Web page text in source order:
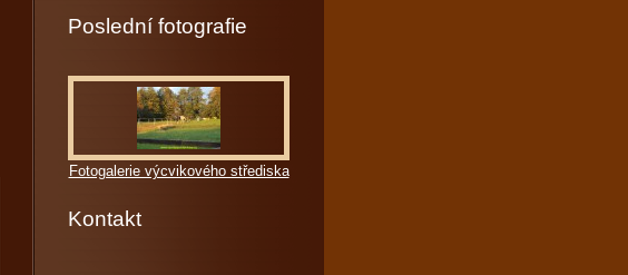
Poslední fotografie
Fotogalerie výcvikového střediska
Kontakt